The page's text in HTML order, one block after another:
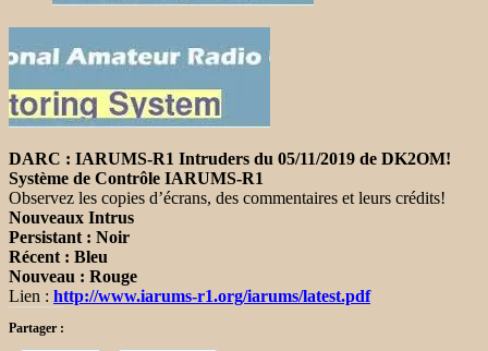
DARC : IARUMS-R1 Intruders du 05/11/2019 de DK2OM!
Système de Contrôle IARUMS-R1
Observez les copies d’écrans, des commentaires et leurs crédits!
Nouveaux Intrus
Persistant : Noir
Récent : Bleu
Nouveau : Rouge
Lien : http://www.iarums-r1.org/iarums/latest.pdf
Partager :